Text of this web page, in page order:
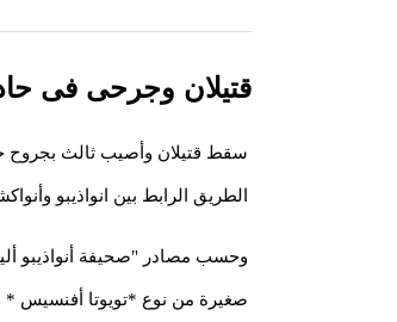
قتيلان وجرحى فى
الطريق الرابط بين انواذيبو
وحسب مصادر "صحيفة أنواذيبو
صغيرة من نوع *تويوتا أفنسيس *